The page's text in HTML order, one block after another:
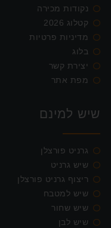
נקודות מכירה
קטלוג 2026
מדיניות פרטיות
בלוג
יצירת קשר
מפת אתר
שיש למינם
גרניט פורצלן
שיש גרניט
ריצוף גרניט פורצלן
שיש למטבח
שיש שחור
שיש לבן